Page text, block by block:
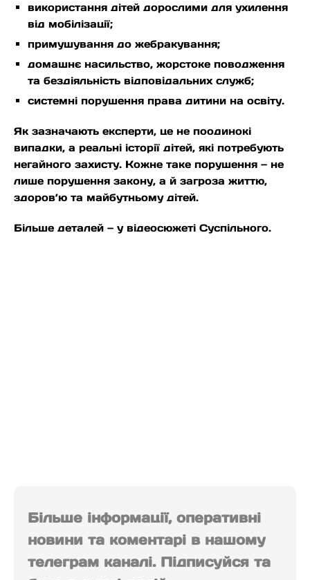
використання дітей дорослими для ухилення
від мобілізації;
примушування до жебракування;
домашнє насильство, жорстоке поводження
та бездіяльність відповідальних служб;
системні порушення права дитини на освіту.
Як зазначають експерти, це не поодинокі
випадки, а реальні історії дітей, які потребують
негайного захисту. Кожне таке порушення — не
лише порушення закону, а й загроза життю,
здоров’ю та майбутньому дітей.
Більше деталей — у відеосюжеті Суспільного.
Більше інформації, оперативні
новини та коментарі в нашому
телеграм каналі. Підписуйся та